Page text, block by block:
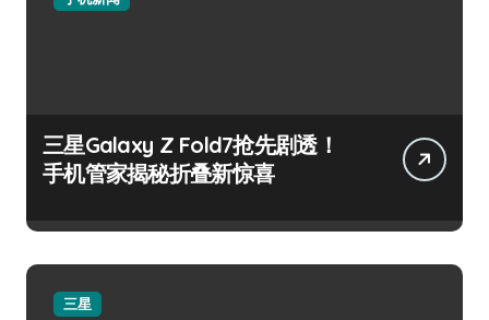
三星Galaxy Z Fold7抢先剧透！
手机管家揭秘折叠新惊喜
三星